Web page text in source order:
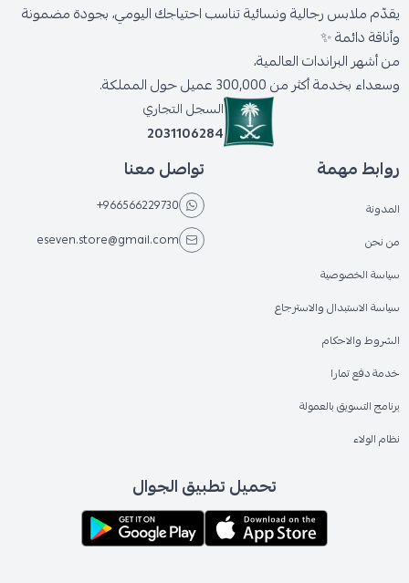
يقدّم ملابس رجالية ونسائية تناسب احتياجك اليومي، بجودة مضمونة
وأناقة دائمة ✨
من أشهر البراندات العالمية،
وسعداء بخدمة أكثر من 300,000 عميل حول المملكة.
السجل التجاري
2031106284
روابط مهمة
المدونة
من نحن
سياسة الخصوصية
سياسة الاستبدال والاسترجاع
الشروط والاحكام
خدمة دفع تمارا
برنامج التسويق بالعمولة
نظام الولاء
تواصل معنا
+966566229730
eseven.store@gmail.com
تحميل تطبيق الجوال